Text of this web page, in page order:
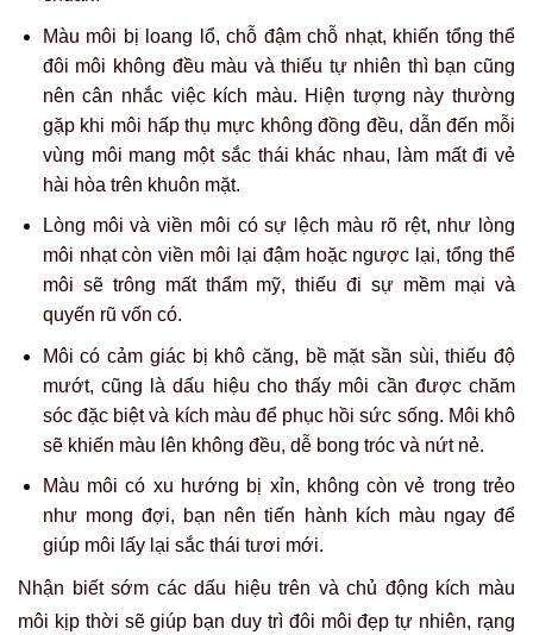
Màu môi bị loang lổ,chỗ đậm chỗ nhạt, khiến tổng thể
đôi môi không đều màu và thiếu tự nhiên thì bạn cũng
nên cân nhắc việc kích màu. Hiện tượng này thường
gặp khi môi hấp thụ mực khôngđồng đều, dẫn đến mỗi
vùng môi mang một sắc thái khác nhau, làm mất đi vẻ
hài hòa trên khuôn mặt.
Lòng môi và viền môi có sự lệch màu rõ rệt, như lòng
môi nhạt còn viền môi lại đậm hoặc ngược lại, tổng thể
môi sẽ trông mất thẩm mỹ, thiếu đi sự mềm mại và
quyến rũ vốn có.
Môi có cảm giác bị khô căng, bề mặt sần sùi, thiếu độ
mướt, cũng là dấu hiệu cho thấy môi cần được chăm
sóc đặc biệt và kích màu để phục hồi sức sống. Môi khô
sẽ khiến màu lên không đều, dễ bong tróc và nứt nẻ.
Màu môi có xu hướng bị xỉn, không còn vẻ trong trẻo
như mong đợi, bạn nên tiến hành kích màu ngay để
giúp môi lấy lại sắc thái tươi mới.
Nhận biết sớm các dấu hiệu trên và chủ động kích màu
môi kịp thời sẽ giúp bạn duy trì đôi môi đẹp tự nhiên, rạng